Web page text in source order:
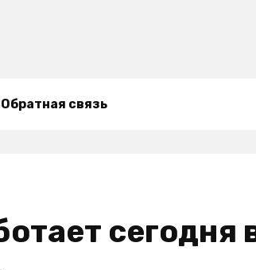
Обратная связь
сегодня